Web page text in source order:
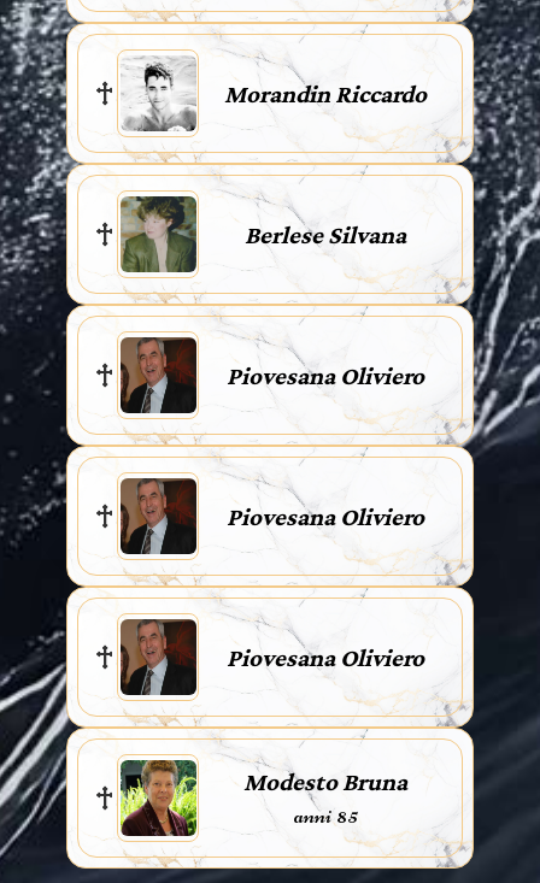
Morandin Riccardo
Berlese Silvana
Piovesana Oliviero
Piovesana Oliviero
Piovesana Oliviero
Modesto Bruna
anni 85